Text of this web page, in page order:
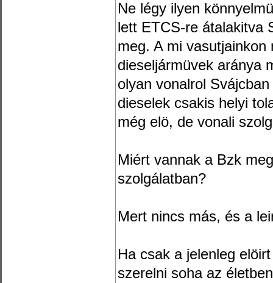
Ne légy ilyen
lett ETCS-re átalakitva
meg. A mi vasutjainkon
dieseljármüvek aránya
olyan vonalrol
dieselek csakis helyi
még elö, de vonali
Miért vannak a Bzk
szolgálatban?
Mert nincs más, és a
Ha csak a jelenleg
szerelni soha az